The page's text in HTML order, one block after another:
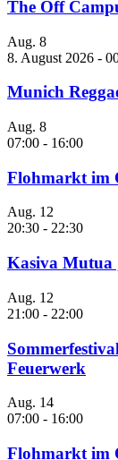
The Off
Aug. 8
8. August 2026 -
Munich
Aug. 8
07:00 - 16:00
Flohmarkt im
Aug. 12
20:30 - 22:30
Kasiva Mutua
Aug. 12
21:00 - 22:00
Feuerwerk
Aug. 14
07:00 - 16:00
Flohmarkt im